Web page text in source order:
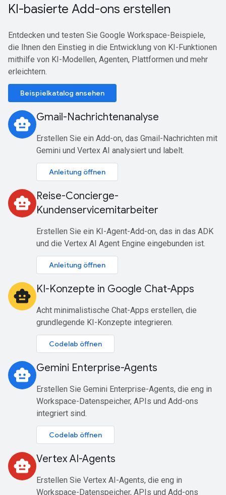
KI-basierte Add-ons erstellen
Entdecken und testen Sie Google Workspace-Beispiele,
die Ihnen den Einstieg in die Entwicklung von KI-Funktionen
mithilfe von KI-Modellen, Agenten, Plattformen und mehr
erleichtern.
Beispielkatalog ansehen
smart_toy Gmail-Nachrichtenanalyse
Erstellen Sie ein Add-on, das Gmail-Nachrichten mit
Gemini und Vertex AI analysiert und labelt.
Anleitung öffnen
smart_toy Reise-Concierge-
Kundenservicemitarbeiter
Erstellen Sie ein KI-Agent-Add-on, das in das ADK
und die Vertex AI Agent Engine eingebunden ist.
Anleitung öffnen
smart_toy KI-Konzepte in Google Chat-Apps
Acht minimalistische Chat-Apps erstellen, die
grundlegende KI-Konzepte integrieren.
Codelab öffnen
smart_toy Gemini Enterprise-Agents
Erstellen Sie Gemini Enterprise-Agents, die eng in
Workspace-Datenspeicher, APIs und Add-ons
integriert sind.
Codelab öffnen
smart_toy Vertex AI-Agents
Erstellen Sie Vertex AI-Agents, die eng in
Workspace-Datenspeicher, APIs und Add-ons